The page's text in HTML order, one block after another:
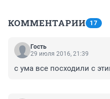
КОММЕНТАРИИ 17
Гость
29 июля 2016, 21:39
с ума все посходили с